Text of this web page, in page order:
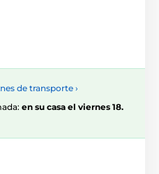
de transporte ›
en su casa el viernes 18.